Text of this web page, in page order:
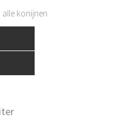
alle konijnen